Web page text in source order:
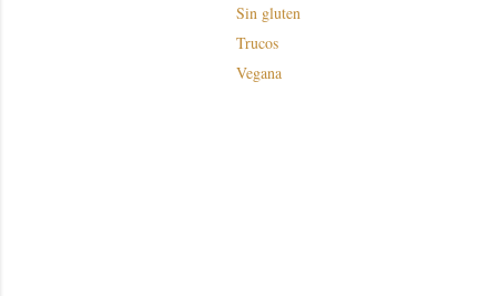
Sin gluten
Trucos
Vegana